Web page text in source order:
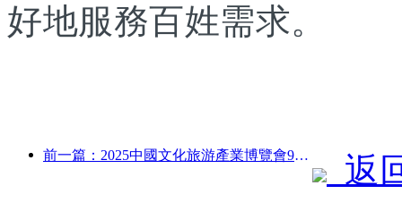
好地服務百姓需求。
前一篇：2025中國文化旅游產業博覽會9月12日至14日在武漢舉辦
返